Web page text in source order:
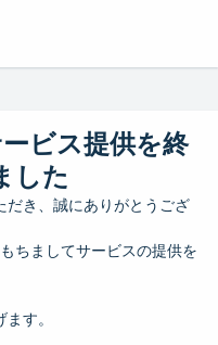
ビス提供を終
した
だき、誠にありがとうござ
ちましてサービスの提供を
す。